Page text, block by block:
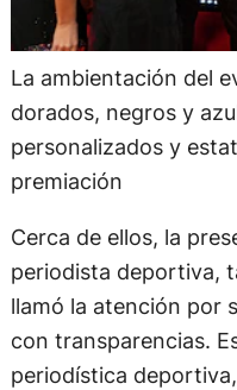
La ambientación del
dorados, negros y
personalizados y
premiación
Cerca de ellos, la
periodista deportiva,
llamó la atención por
con transparencias.
periodística